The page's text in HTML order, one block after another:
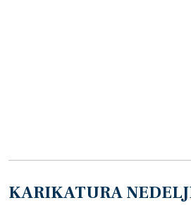
KARIKATURA